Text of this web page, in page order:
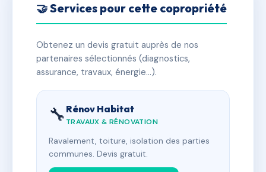
🤝 Services pour cette copropriété
Obtenez un devis gratuit auprès de nos
partenaires sélectionnés (diagnostics,
assurance, travaux, énergie…).
🔧 Rénov Habitat
TRAVAUX & RÉNOVATION
Ravalement, toiture, isolation des parties
communes. Devis gratuit.